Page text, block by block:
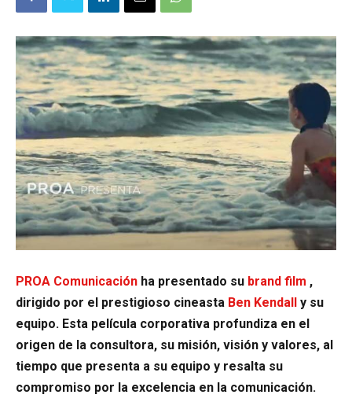
PROA Comunicación ha presentado su brand film ,
dirigido por el prestigioso cineasta Ben Kendall y su
equipo. Esta película corporativa profundiza en el
origen de la consultora, su misión, visión y valores, al
tiempo que presenta a su equipo y resalta su
compromiso por la excelencia en la comunicación.